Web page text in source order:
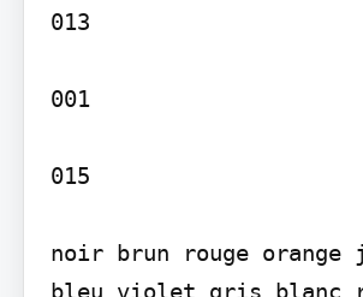
013
001
015
noir brun rouge orange
bleu violet gris blanc